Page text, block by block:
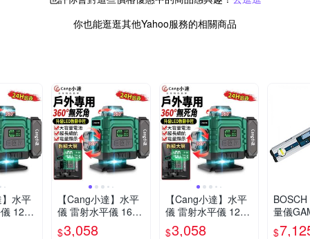
你也能逛逛其他Yahoo服務的相關商品
水平
12線
【Cang小達】水平
儀 雷射水平儀 16線
綠光電量顯示大電池
$3,058
【Cang小達】水平
儀 雷射水平儀 12線
藍光電量顯示大電池
$3,058
量儀
$